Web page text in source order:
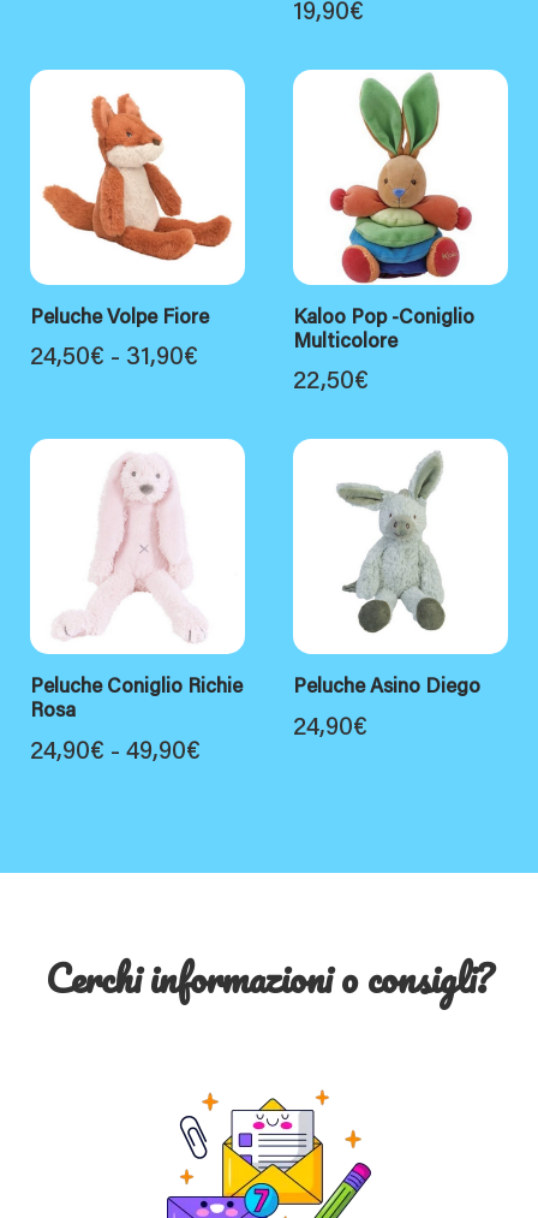
prezzo:
63,90€
19,90€
Peluche Volpe Fiore
24,50€ - 31,90€
prezzo:
Kaloo Pop -Coniglio
Multicolore
22,50€
Peluche Coniglio Richie
Rosa
24,90€ - 49,90€
49,90€
Peluche Asino Diego
24,90€
Cerchi informazioni o consigli?